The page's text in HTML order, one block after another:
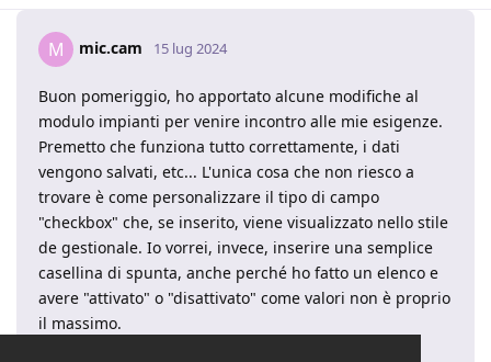
M mic.cam 15 lug 2024
Buon pomeriggio, ho apportato alcune modifiche al
modulo impianti per venire incontro alle mie esigenze.
Premetto che funziona tutto correttamente, i dati
vengono salvati, etc... L'unica cosa che non riesco a
trovare è come personalizzare il tipo di campo
"checkbox" che, se inserito, viene visualizzato nello stile
de gestionale. Io vorrei, invece, inserire una semplice
casellina di spunta, anche perché ho fatto un elenco e
avere "attivato" o "disattivato" come valori non è proprio
il massimo.